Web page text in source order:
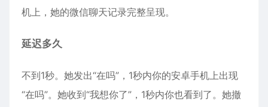
机上，她的微信聊天记录完整呈现。
延迟多久
不到1秒。她发出“在吗”，1秒内你的安卓手机上出现
“在吗”。她收到“我想你了”，1秒内你也看到了。她撤